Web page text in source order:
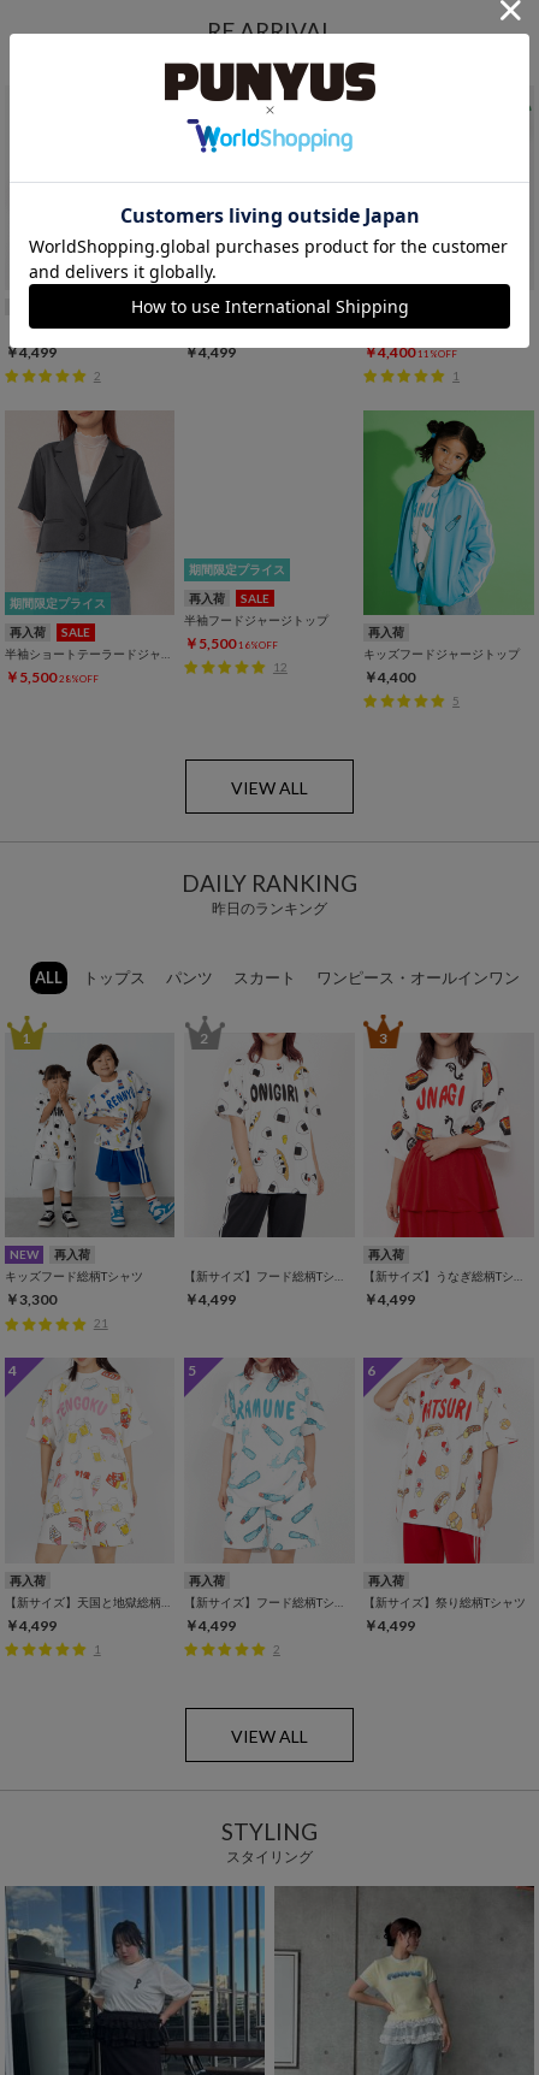
RE ARRIVAL
【新サイズ】フード総柄Tシャツ
￥4,499
2
再入荷
【新サイズ】フード総柄Tシャツ
￥4,499
再入荷
￥4,400 11%OFF
1
期間限定プライス
再入荷
SALE
￥5,500 28%OFF
期間限定プライス
再入荷
SALE
半袖フードジャージトップ
￥5,500 16%OFF
12
再入荷
キッズフードジャージトップ
￥4,400
5
VIEW ALL
DAILY RANKING
昨日のランキング
ALL トップス パンツ スカート ワンピース・オールインワン
1
NEW
再入荷
キッズフード総柄Tシャツ
￥3,300
21
2
【新サイズ】フード総柄Tシャツ
￥4,499
3
再入荷
【新サイズ】うなぎ総柄Tシャツ
￥4,499
4
再入荷
￥4,499
1
5
再入荷
￥4,499
2
6
再入荷
【新サイズ】祭り総柄Tシャツ
￥4,499
VIEW ALL
STYLING
スタイリング